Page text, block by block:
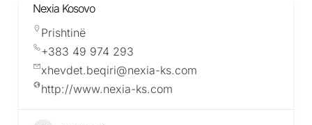
Nexia Kosovo
Prishtinë
+383 49 974 293
xhevdet.beqiri@nexia-ks.com
http://www.nexia-ks.com